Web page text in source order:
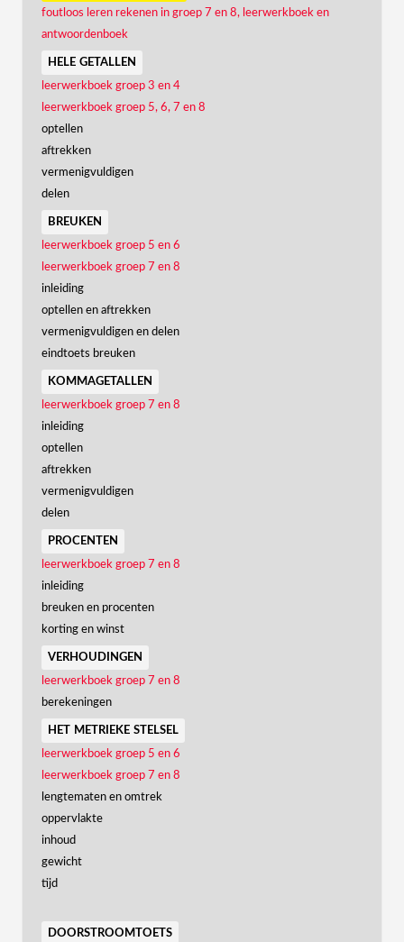
foutloos leren rekenen in groep 7 en 8, leerwerkboek en
antwoordenboek
hele getallen
leerwerkboek groep 3 en 4
leerwerkboek groep 5, 6, 7 en 8
optellen
aftrekken
vermenigvuldigen
delen
breuken
leerwerkboek groep 5 en 6
leerwerkboek groep 7 en 8
inleiding
optellen en aftrekken
vermenigvuldigen en delen
eindtoets breuken
kommagetallen
leerwerkboek groep 7 en 8
inleiding
optellen
aftrekken
vermenigvuldigen
delen
procenten
leerwerkboek groep 7 en 8
inleiding
breuken en procenten
korting en winst
verhoudingen
leerwerkboek groep 7 en 8
berekeningen
het metrieke stelsel
leerwerkboek groep 5 en 6
leerwerkboek groep 7 en 8
lengtematen en omtrek
oppervlakte
inhoud
gewicht
tijd
doorstroomtoets